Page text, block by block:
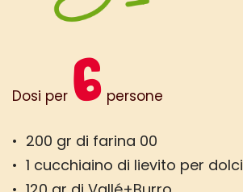
Dosi per 6 persone
• 200 gr di farina 00
• 1 cucchiaino di lievito per dolci